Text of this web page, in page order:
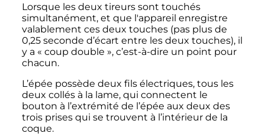
Lorsque les deux tireurs sont touchés
simultanément, et que l'appareil enregistre
valablement ces deux touches (pas plus de
0,25 seconde d’écart entre les deux touches), il
y a « coup double », c’est-à-dire un point pour
chacun.
L’épée possède deux fils électriques, tous les
deux collés à la lame, qui connectent le
bouton à l’extrémité de l’épée aux deux des
trois prises qui se trouvent à l’intérieur de la
coque.